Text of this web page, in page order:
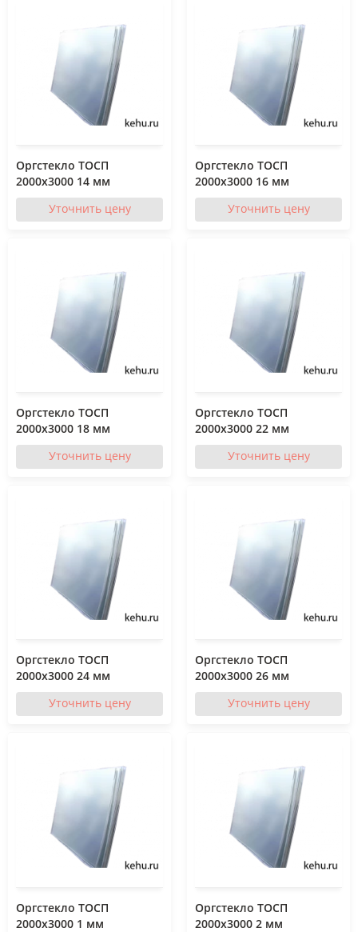
Оргстекло ТОСП
2000x3000 14 мм
Уточнить цену
Оргстекло ТОСП
2000x3000 16 мм
Уточнить цену
Оргстекло ТОСП
2000x3000 18 мм
Уточнить цену
Оргстекло ТОСП
2000x3000 22 мм
Уточнить цену
Оргстекло ТОСП
2000x3000 24 мм
Уточнить цену
Оргстекло ТОСП
2000x3000 26 мм
Уточнить цену
Оргстекло ТОСП
2000x3000 1 мм
Оргстекло ТОСП
2000x3000 2 мм